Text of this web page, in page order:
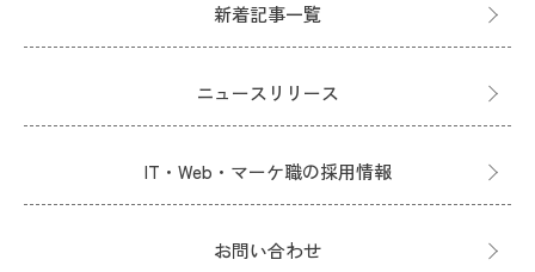
新着記事一覧
ニュースリリース
IT・Web・マーケ職の採用情報
お問い合わせ